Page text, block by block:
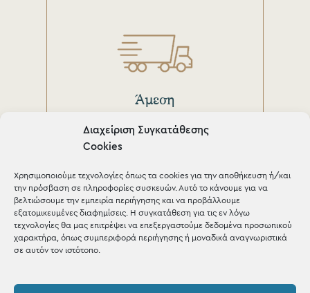
Διαχείριση Συγκατάθεσης
Cookies
Χρησιμοποιούμε τεχνολογίες όπως τα cookies για την αποθήκευση ή/και
την πρόσβαση σε πληροφορίες συσκευών. Αυτό το κάνουμε για να
βελτιώσουμε την εμπειρία περιήγησης και να προβάλλουμε
εξατομικευμένες διαφημίσεις. Η συγκατάθεση για τις εν λόγω
τεχνολογίες θα μας επιτρέψει να επεξεργαστούμε δεδομένα προσωπικού
χαρακτήρα, όπως συμπεριφορά περιήγησης ή μοναδικά αναγνωριστικά
σε αυτόν τον ιστότοπο.
μέσα σε 1-3 μέρες σε όλη
Άμεση